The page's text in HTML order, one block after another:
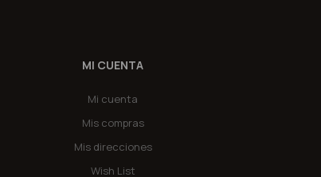
MI CUENTA
Mi cuenta
Mis compras
Mis direcciones
Wish List